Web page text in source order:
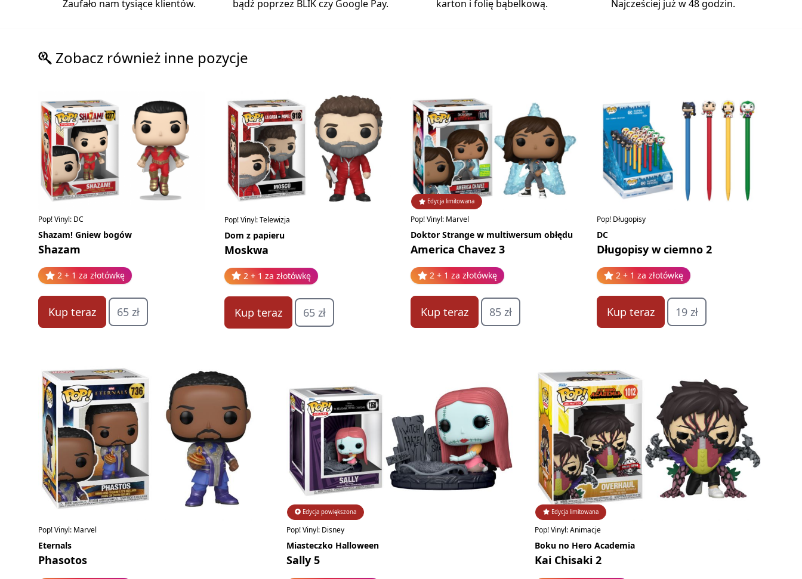
Zaufało nam tysiące klientów.
bądź poprzez BLIK czy Google Pay.
karton i folię bąbelkową.
Najcześciej już w 48 godzin.
Zobacz również inne pozycje
Pop! Vinyl: DC
Shazam! Gniew bogów
Shazam
2 + 1 za złotówkę
Kup teraz 65 zł
Pop! Vinyl: Telewizja
Dom z papieru
Moskwa
2 + 1 za złotówkę
Kup teraz 65 zł
Edycja limitowana
Pop! Vinyl: Marvel
Doktor Strange w multiwersum obłędu
America Chavez 3
2 + 1 za złotówkę
Kup teraz 85 zł
Pop! Długopisy
DC
Długopisy w ciemno 2
2 + 1 za złotówkę
Kup teraz 19 zł
Pop! Vinyl: Marvel
Eternals
Phasotos
Edycja powiększona
Pop! Vinyl: Disney
Miasteczko Halloween
Sally 5
Edycja limitowana
Pop! Vinyl: Animacje
Boku no Hero Academia
Kai Chisaki 2